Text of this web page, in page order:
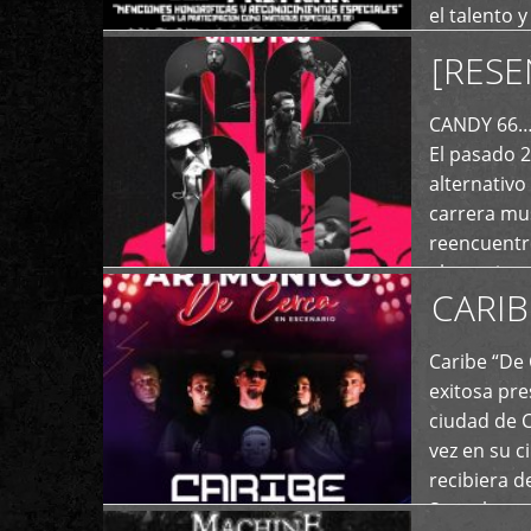
el talento
de las
CANDY
El pasado
alternativo
carrera
el exterior
+
Caribe
exitosa
ciudad de
vez en su
recibiera
Store los
+